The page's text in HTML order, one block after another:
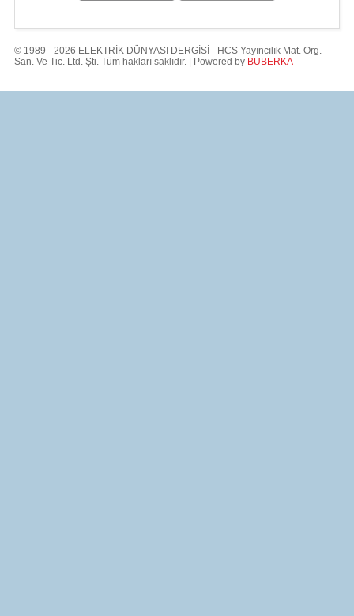
© 1989 - 2026 ELEKTRİK DÜNYASI DERGİSİ - HCS Yayıncılık Mat. Org.
San. Ve Tic. Ltd. Şti. Tüm hakları saklıdır. | Powered by BUBERKA